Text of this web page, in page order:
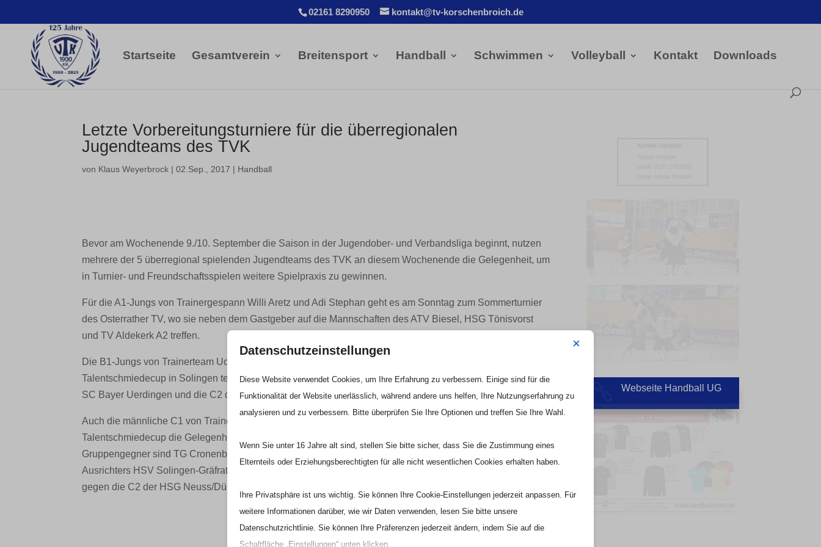
02161 8290950 kontakt@tv-korschenbroich.de
Startseite Gesamtverein Breitensport Handball Schwimmen Volleyball Kontakt Downloads
Letzte Vorbereitungsturniere für die überregionalen
Jugendteams des TVK
von Klaus Weyerbrock |02.Sep., 2017 | Handball
Bevor am Wochenende 9./10. September die Saison in der Jugendober- und Verbandsliga beginnt, nutzen
mehrere der 5 überregional spielenden Jugendteams des TVK an diesem Wochenende die Gelegenheit, um
in Turnier- und Freundschaftsspielen weitere Spielpraxis zu gewinnen.
Für die A1-Jungs von Trainergespann Willi Aretz und Adi Stephan geht es am Sonntag zum Sommerturnier
des Osterrather TV, wo sie neben dem Gastgeber auf die Mannschaften des ATV Biesel, HSG Tönisvorst
und TV Aldekerk A2 treffen.
Die B1-Jungs von Trainerteam Udo Bleckat und Birgit Rahmacher nehmen am Sonntag am
Talentschmiedecup in Solingen teil und spielen in ihrer Gruppe gegen die TG Cronenberg, TV Emsdetten,
SC Bayer Uerdingen und die C2 des Gastgebers HSV Solingen-Gräfrath.
Auch die männliche C1 von Trainerduo Pia und Eva Kloeters nutzt am Samstag beim Solinger
Talentschmiedecup die Gelegenheit Trainingsinhalte unter Wettkampfbedingungen zu testen. Ihre
Gruppengegner sind TG Cronenberg, VfL Gummersbach, Vohwinkeler STV, TV Emsdetten und die C2 des
Ausrichters HSV Solingen-Gräfrath. Am Tag darauf folgt zusätzlich ein Freundschaftsspiel in Düsseldorf
gegen die C2 der HSG Neuss/Düsseldorf.
Webseite Handball UG
Datenschutzeinstellungen ×
Diese Website verwendet Cookies, um Ihre Erfahrung zu verbessern. Einige sind für die
Funktionalität der Website unerlässlich, während andere uns helfen, Ihre Nutzungserfahrung zu
analysieren und zu verbessern. Bitte überprüfen Sie Ihre Optionen und treffen Sie Ihre Wahl.
Wenn Sie unter 16 Jahre alt sind, stellen Sie bitte sicher, dass Sie die Zustimmung eines
Elternteils oder Erziehungsberechtigten für alle nicht wesentlichen Cookies erhalten haben.
Ihre Privatsphäre ist uns wichtig. Sie können Ihre Cookie-Einstellungen jederzeit anpassen. Für
weitere Informationen darüber, wie wir Daten verwenden, lesen Sie bitte unsere
Datenschutzrichtlinie. Sie können Ihre Präferenzen jederzeit ändern, indem Sie auf die
Schaltfläche „Einstellungen“ unten klicken.